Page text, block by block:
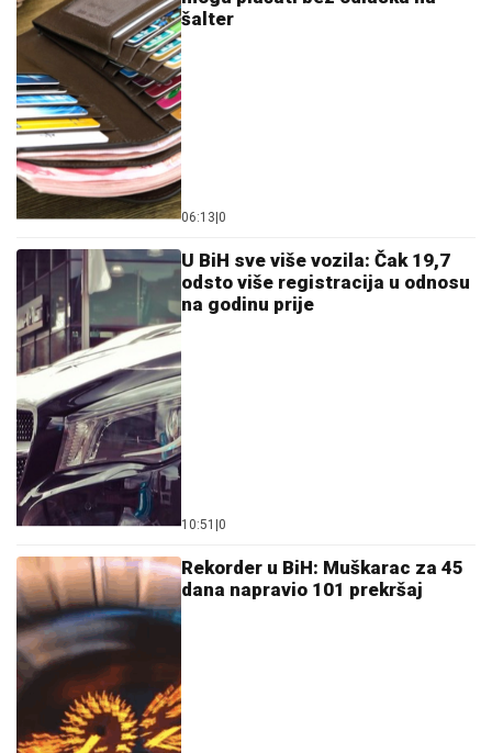
šalter
06:13 0
U BiH sve više vozila: Čak 19,7
odsto više registracija u odnosu
na godinu prije
10:51 0
Rekorder u BiH: Muškarac za 45
dana napravio 101 prekršaj